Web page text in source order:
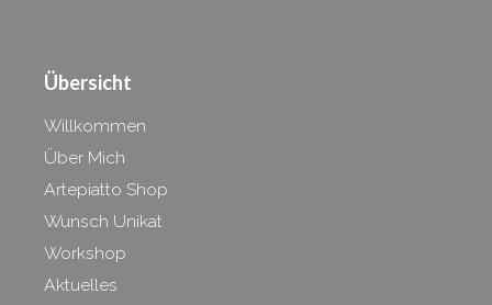
Übersicht
Willkommen
Über Mich
Artepiatto Shop
Wunsch Unikat
Workshop
Aktuelles